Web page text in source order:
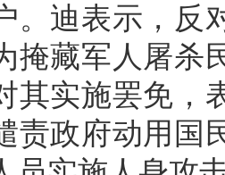
。迪表示，反
掩藏军人屠杀
其实施罢免，
责政府动用国